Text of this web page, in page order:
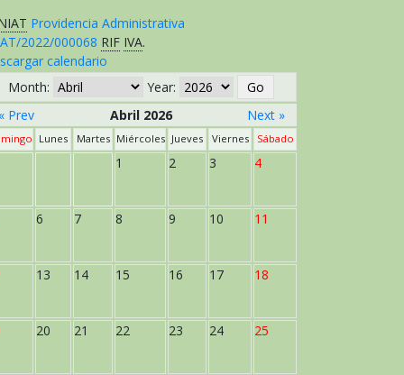
Providencia Administrativa
2022/000068 RIF IVA.
calendario
Month:
Year:
« Prev
Abril 2026 Next »
Lunes Martes Miércoles Jueves Viernes Sábado
1 2 3 4
6 7 8 9 10 11
13 14 15 16 17 18
20 21 22 23 24 25